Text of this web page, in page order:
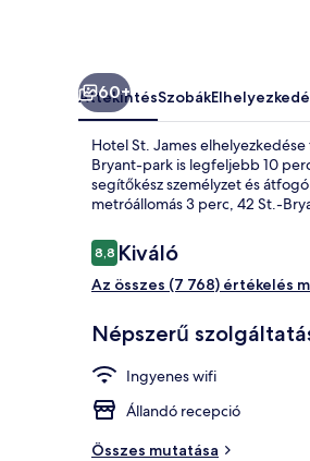
60+
ÁttekintésSzobák
Hotel St. James
Bryant-park is legfeljebb 10
segítőkész személyzet és
metróállomás 3 perc, 42 St.-
Értékelések
8,88,8 ennyiből: 10
Kiváló
Az összes (7 768) értékelés
Népszerű
Ingyenes wifi
Állandó recepció
Összes mutatása